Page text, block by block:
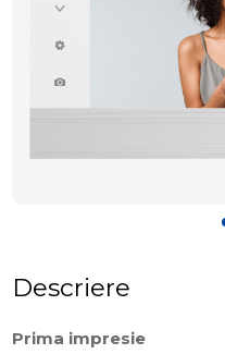
Descriere
Prima impresie